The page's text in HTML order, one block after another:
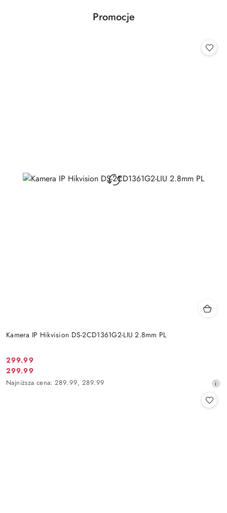
Pomiń karuzelę produktów
Produkty
Promocje
Kamera IP Hikvision DS-2CD1361G2-LIU 2.8mm PL
Cena
promocyjna:
299.99
Cena
promocyjna:
299.99
Najniższa
Najniższa cena: 289.99, 289.99